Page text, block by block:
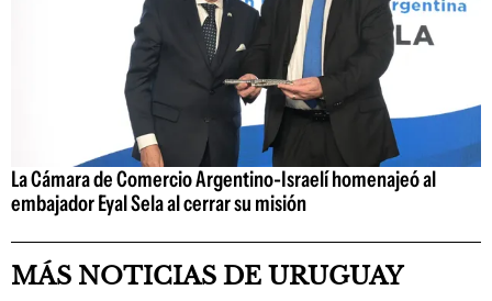
La Cámara de Comercio Argentino-Israelí homenajeó al
embajador Eyal Sela al cerrar su misión
MÁS NOTICIAS DE URUGUAY